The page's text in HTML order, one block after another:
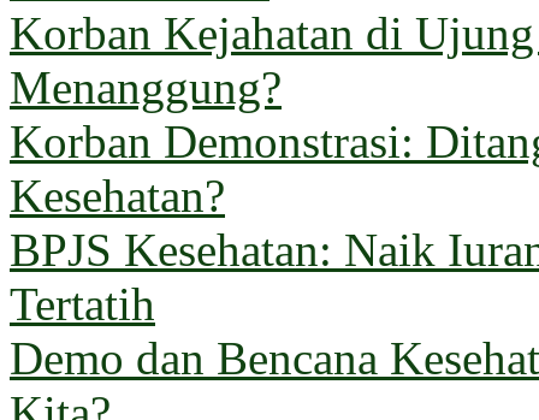
Korban Kejahatan di
Menanggung?
Korban Demonstrasi:
Kesehatan?
BPJS Kesehatan: Naik
Tertatih
Demo dan Bencana